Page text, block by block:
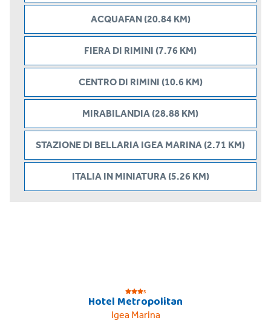
ACQUAFAN (20.84 KM)
FIERA DI RIMINI (7.76 KM)
CENTRO DI RIMINI (10.6 KM)
MIRABILANDIA (28.88 KM)
STAZIONE DI BELLARIA IGEA MARINA (2.71 KM)
ITALIA IN MINIATURA (5.26 KM)
s
Hotel Metropolitan
Igea Marina